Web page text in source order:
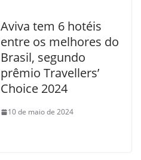
Aviva tem 6 hotéis
entre os melhores do
Brasil, segundo
prêmio Travellers’
Choice 2024
10 de maio de 2024